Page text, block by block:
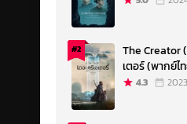
#2
The Creator
เตอร์ (พากย์ไ
4.3 2023